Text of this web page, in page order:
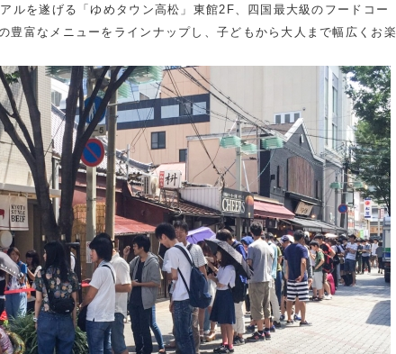
ルを遂げる「ゆめタウン高松」東館2F、四国最大級のフードコー
豊富なメニューをラインナップし、子どもから大人まで幅広くお楽